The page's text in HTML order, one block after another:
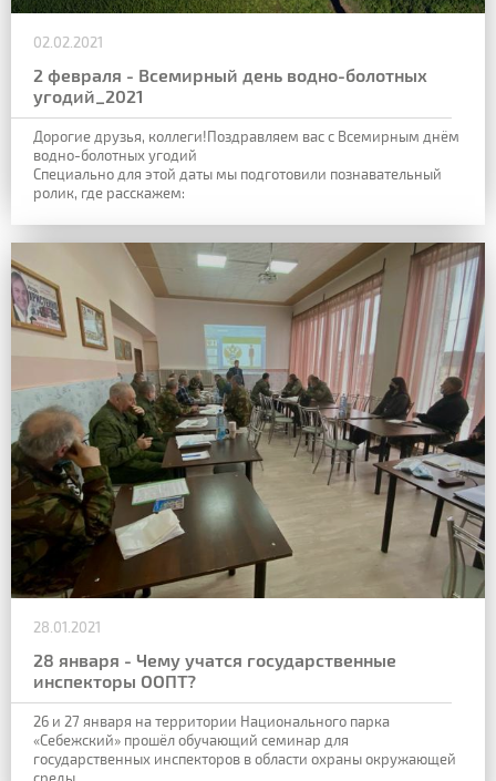
02.02.2021
2 февраля - Всемирный день водно-болотных
угодий_2021
Дорогие друзья, коллеги!Поздравляем вас с Всемирным днём
водно-болотных угодий
Специально для этой даты мы подготовили познавательный
ролик, где расскажем:
28.01.2021
28 января - Чему учатся государственные
инспекторы ООПТ?
26 и 27 января на территории Национального парка
«Себежский» прошёл обучающий семинар для
государственных инспекторов в области охраны окружающей